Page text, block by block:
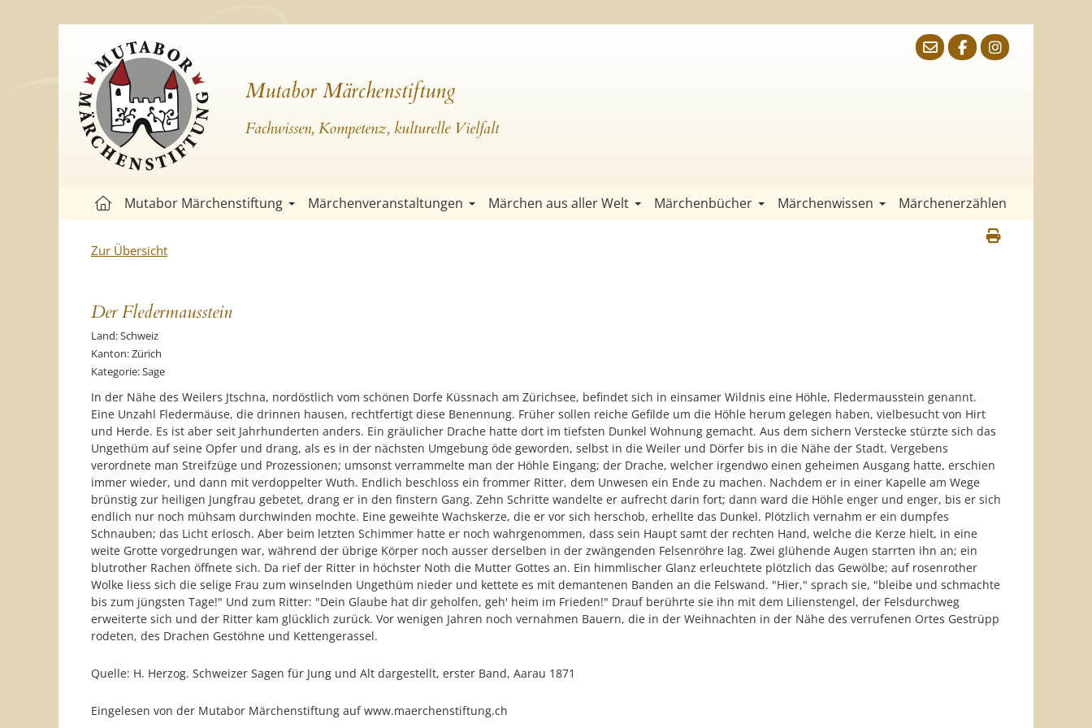
Mutabor Märchenstiftung
Fachwissen, Kompetenz, kulturelle Vielfalt
Mutabor Märchenstiftung Märchenveranstaltungen Märchen aus aller Welt Märchenbücher Märchenwissen Märchenerzählen
Zur Übersicht
Der Fledermausstein
Land: Schweiz
Kanton: Zürich
Kategorie: Sage
In der Nähe des Weilers Jtschna, nordöstlich vom schönen Dorfe Küssnach am Zürichsee, befindet sich in einsamer Wildnis eine Höhle, Fledermausstein genannt.
Eine Unzahl Fledermäuse, die drinnen hausen, rechtfertigt diese Benennung. Früher sollen reiche Gefilde um die Höhle herum gelegen haben, vielbesucht von Hirt
und Herde. Es ist aber seit Jahrhunderten anders. Ein gräulicher Drache hatte dort im tiefsten Dunkel Wohnung gemacht. Aus dem sichern Verstecke stürzte sich das
Ungethüm auf seine Opfer und drang, als es in der nächsten Umgebung öde geworden, selbst in die Weiler und Dörfer bis in die Nähe der Stadt. Vergebens
verordnete man Streifzüge und Prozessionen; umsonst verrammelte man der Höhle Eingang; der Drache, welcher irgendwo einen geheimen Ausgang hatte, erschien
immer wieder, und dann mit verdoppelter Wuth. Endlich beschloss ein frommer Ritter, dem Unwesen ein Ende zu machen. Nachdem er in einer Kapelle am Wege
brünstig zur heiligen Jungfrau gebetet, drang er in den finstern Gang. Zehn Schritte wandelte er aufrecht darin fort; dann ward die Höhle enger und enger, bis er sich
endlich nur noch mühsam durchwinden mochte. Eine geweihte Wachskerze, die er vor sich herschob, erhellte das Dunkel. Plötzlich vernahm er ein dumpfes
Schnauben; das Licht erlosch. Aber beim letzten Schimmer hatte er noch wahrgenommen, dass sein Haupt samt der rechten Hand, welche die Kerze hielt, in eine
weite Grotte vorgedrungen war, während der übrige Körper noch ausser derselben in der zwängenden Felsenröhre lag. Zwei glühende Augen starrten ihn an; ein
blutrother Rachen öffnete sich. Da rief der Ritter in höchster Noth die Mutter Gottes an. Ein himmlischer Glanz erleuchtete plötzlich das Gewölbe; auf rosenrother
Wolke liess sich die selige Frau zum winselnden Ungethüm nieder und kettete es mit demantenen Banden an die Felswand. "Hier," sprach sie, "bleibe und schmachte
bis zum jüngsten Tage!" Und zum Ritter: "Dein Glaube hat dir geholfen, geh' heim im Frieden!" Drauf berührte sie ihn mit dem Lilienstengel, der Felsdurchweg
erweiterte sich und der Ritter kam glücklich zurück. Vor wenigen Jahren noch vernahmen Bauern, die in der Weihnachten in der Nähe des verrufenen Ortes Gestrüpp
rodeten, des Drachen Gestöhne und Kettengerassel.
Quelle: H. Herzog. Schweizer Sagen für Jung und Alt dargestellt, erster Band, Aarau 1871
Eingelesen von der Mutabor Märchenstiftung auf www.maerchenstiftung.ch